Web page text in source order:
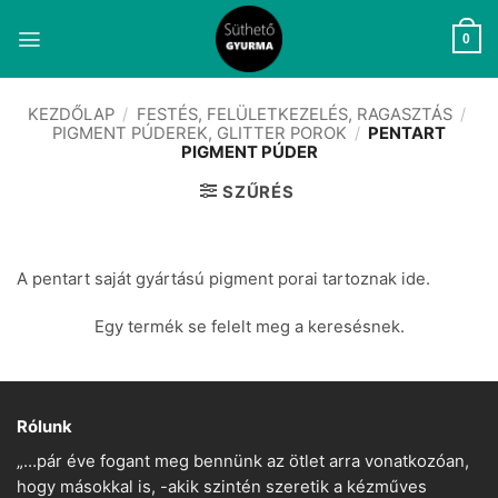
0
KEZDŐLAP / FESTÉS, FELÜLETKEZELÉS, RAGASZTÁS /
PIGMENT PÚDEREK, GLITTER POROK / PENTART
PIGMENT PÚDER
SZŰRÉS
A pentart saját gyártású pigment porai tartoznak ide.
Egy termék se felelt meg a keresésnek.
Rólunk
„…pár éve fogant meg bennünk az ötlet arra vonatkozóan,
hogy másokkal is, -akik szintén szeretik a kézműves